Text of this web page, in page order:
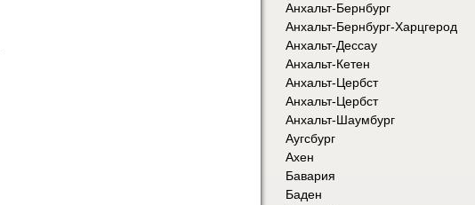
Анхальт-Бернбург
Анхальт-Бернбург-Харцгерод
Анхальт-Дессау
Анхальт-Кетен
Анхальт-Цербст
Анхальт-Цербст
Анхальт-Шаумбург
Аугсбург
Ахен
Бавария
Баден